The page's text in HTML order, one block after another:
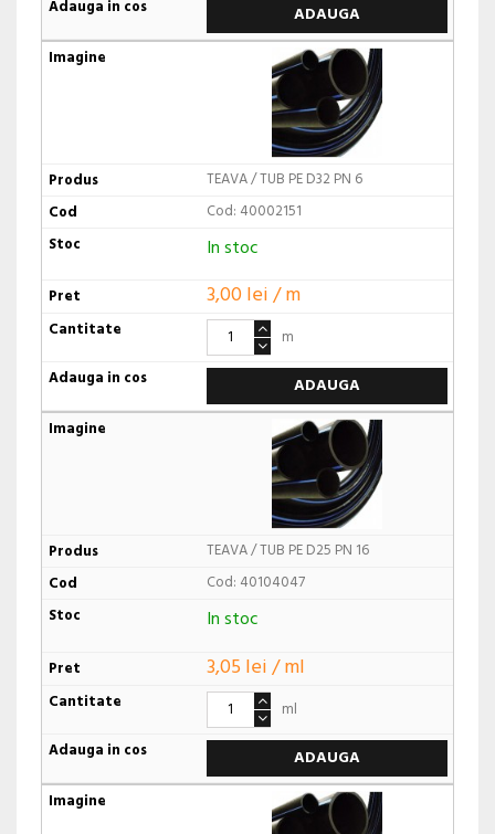
ADAUGA
TEAVA / TUB PE D32 PN 6
Cod: 40002151
In stoc
3,00 lei / m
m
ADAUGA
TEAVA / TUB PE D25 PN 16
Cod: 40104047
In stoc
3,05 lei / ml
ml
ADAUGA